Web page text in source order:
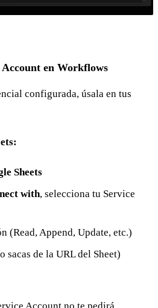
Account en Workflows
configurada, úsala en tus
Sheets
with, selecciona tu Service
(Read, Append, Update, etc.)
sacas de la URL del Sheet)